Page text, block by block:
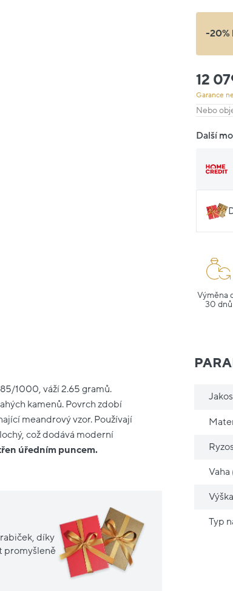
-20%
12
Garance
Nebo
Další
Výměna
30 dnů
1000, váží 2.65 gramů.
kamenů. Povrch zdobí
meandrový vzor. Používají
což dodává moderní
úředním puncem.
díky
promyšleně
Vaha
Typ